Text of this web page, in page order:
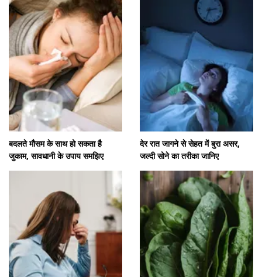
बदलते मौसम के साथ हो सकता है
जुकाम, सावधानी के उपाय समझिए
देर रात जागने से सेहत में बुरा असर,
जल्दी सोने का तरीका जानिए